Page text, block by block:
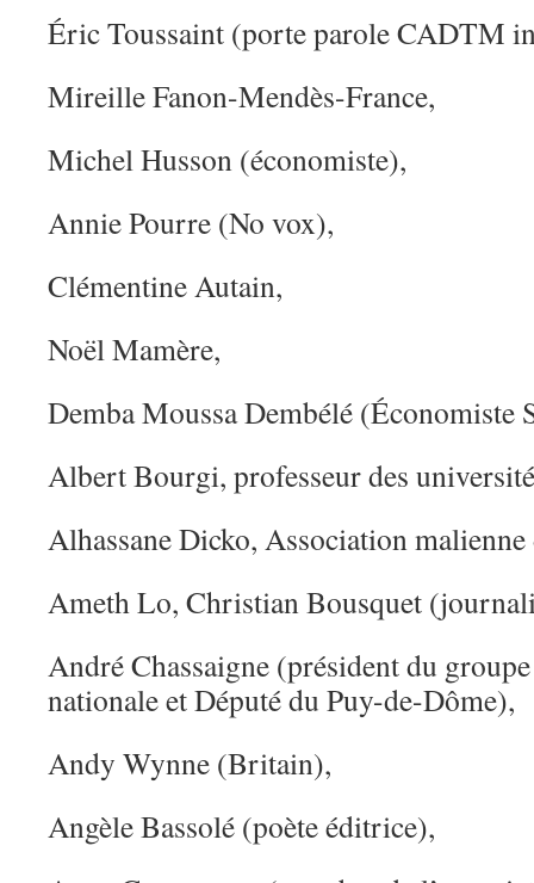
Éric Toussaint (porte parole CADTM
Mireille Fanon-Mendès-France,
Michel Husson (économiste),
Annie Pourre (No vox),
Clémentine Autain,
Noël Mamère,
Demba Moussa Dembélé (Économiste
Albert Bourgi, professeur des
Alhassane Dicko, Association malienne
Ameth Lo, Christian Bousquet
André Chassaigne (président du
nationale et Député du Puy-de-Dôme),
Andy Wynne (Britain),
Angèle Bassolé (poète éditrice),